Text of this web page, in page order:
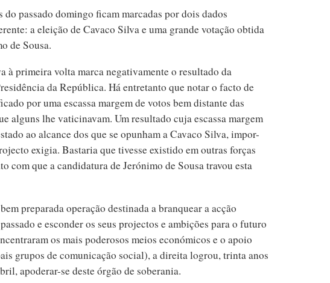
do passado domingo ficam marcadas por dois dados
a eleição de Cavaco Silva e uma grande votação obtida
de Sousa.
à primeira volta marca negativamente o resultado da
da República. Há entretanto que notar o facto de
por uma escassa margem de votos bem distante das
alguns lhe vaticinavam. Um resultado cuja escassa margem
ao alcance dos que se opunham a Cavaco Silva, impor-
exigia. Bastaria que tivesse existido em outras forças
com que a candidatura de Jerónimo de Sousa travou esta
preparada operação destinada a branquear a acção
e esconder os seus projectos e ambições para o futuro
os mais poderosos meios económicos e o apoio
grupos de comunicação social), a direita logrou, trinta anos
apoderar-se deste órgão de soberania.